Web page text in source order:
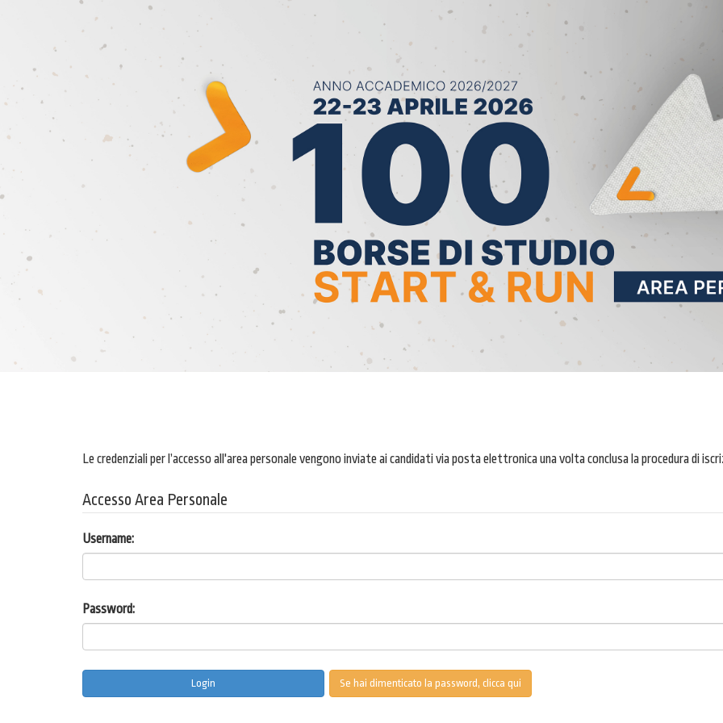
Le credenziali per l’accesso all'area personale vengono inviate ai candidati via posta elettronica una volta conclusa la procedura di
Accesso Area Personale
Username:
Password:
Se hai dimenticato la password, clicca qui